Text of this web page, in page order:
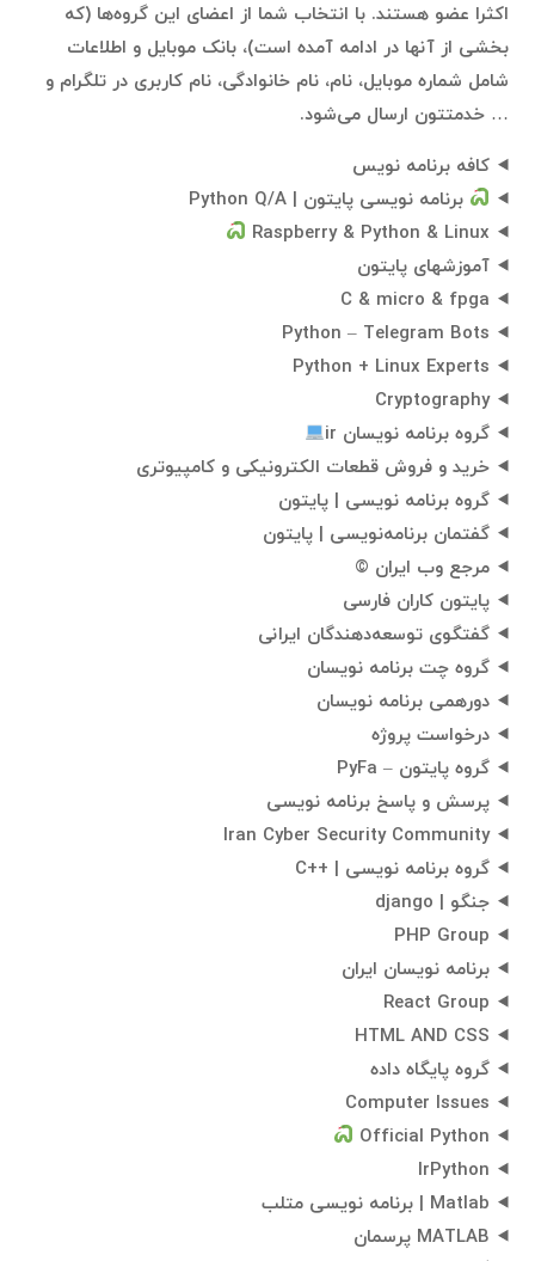
اکثرا عضو هستند. با انتخاب شما از اعضای این گروه‌ها (که
بخشی از آنها در ادامه آمده است)، بانک موبایل و اطلاعات
شامل شماره موبایل، نام، نام خانوادگی، نام کاربری در تلگرام و
… خدمتتون ارسال می‌شود.
کافه برنامه نویس
برنامه نویسی پایتون | Python Q/A
Raspberry & Python & Linux
آموزشهای پایتون
C & micro & fpga
Python – Telegram Bots
Python + Linux Experts
Cryptography
گروه برنامه نویسان ir
خرید و فروش قطعات الکترونیکی و کامپیوتری
گروه برنامه نویسی | پایتون
گفتمان برنامه‌نویسی | پایتون
مرجع وب ایران ©
پایتون کاران فارسی
گفتگوی توسعه‌دهندگان ایرانی
گروه چت برنامه نویسان
دورهمی برنامه نویسان
درخواست پروژه
گروه پایتون – PyFa
پرسش و پاسخ برنامه نویسی
Iran Cyber Security Community
گروه برنامه نویسی | ++C
جنگو | django
PHP Group
برنامه نویسان ایران
React Group
HTML AND CSS
گروه پایگاه داده
Computer Issues
Official Python
IrPython
Matlab | برنامه نویسی متلب
MATLAB پرسمان